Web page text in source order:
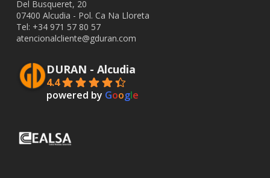
Del Busqueret, 20
07400 Alcudia - Pol. Ca Na Lloreta
Tel: +34 971 57 80 57
atencionalcliente@gduran.com
DURAN - Alcudia
4.4
powered by Google